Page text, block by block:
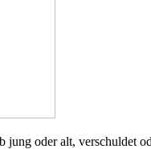
oder alt, verschuldet